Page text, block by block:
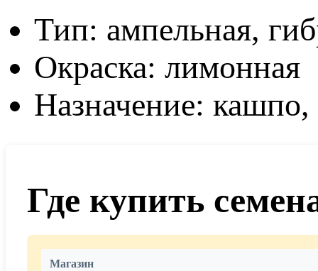
Тип: ампельная,
Окраска: лимонная
Назначение:
Где купить
Магазин